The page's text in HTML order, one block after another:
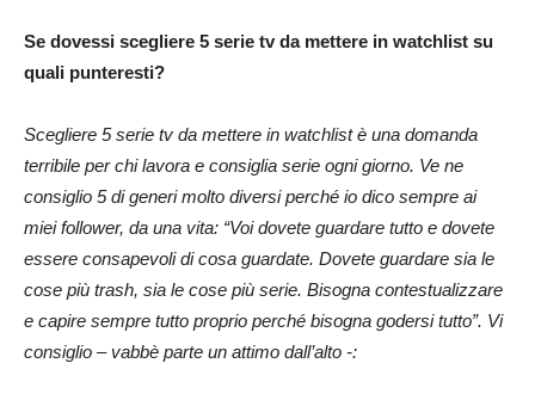
Se dovessi scegliere 5 serie tv da mettere in watchlist su
quali punteresti?
Scegliere 5 serie tv da mettere in watchlist è una domanda
terribile per chi lavora e consiglia serie ogni giorno. Ve ne
consiglio 5 di generi molto diversi perché io dico sempre ai
miei follower, da una vita: “Voi dovete guardare tutto e dovete
essere consapevoli di cosa guardate. Dovete guardare sia le
cose più trash, sia le cose più serie. Bisogna contestualizzare
e capire sempre tutto proprio perché bisogna godersi tutto”. Vi
consiglio – vabbè parte un attimo dall’alto -: